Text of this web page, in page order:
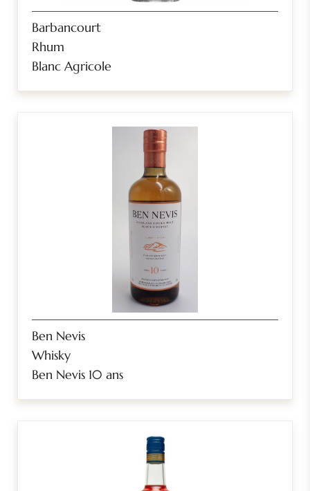
Barbancourt
Rhum
Blanc Agricole
Ben Nevis
Whisky
Ben Nevis 10 ans